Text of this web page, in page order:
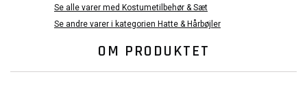
Se alle varer med Kostumetilbehør & Sæt
Se andre varer i kategorien Hatte & Hårbøjler
OM PRODUKTET